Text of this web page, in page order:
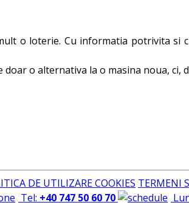
o loterie. Cu informatia potrivita
o alternativa la o masina noua, ci,
DE UTILIZARE COOKIES TERMENI
Tel: +40 747 50 60 70